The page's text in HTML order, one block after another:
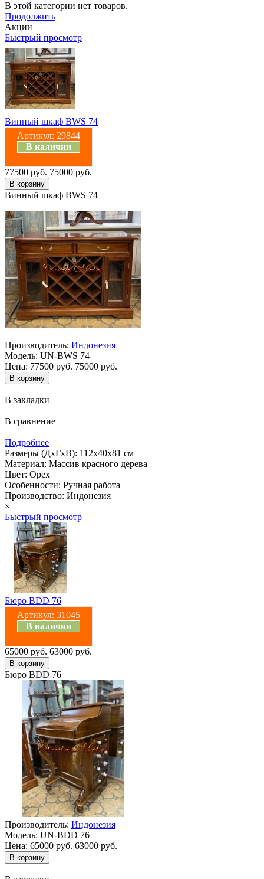
В этой категории нет товаров.
Продолжить
Акции
Быстрый просмотр
Винный шкаф BWS 74
Артикул: 29844
В наличии
77500 руб. 75000 руб.
Винный шкаф BWS 74
Производитель: Индонезия
Модель: UN-BWS 74
Цена: 77500 руб. 75000 руб.
В закладки
В сравнение
Подробнее
Размеры (ДхГхВ): 112х40х81 см
Материал: Массив красного дерева
Цвет: Орех
Особенности: Ручная работа
Производство: Индонезия
×
Быстрый просмотр
Бюро BDD 76
Артикул: 31045
В наличии
65000 руб. 63000 руб.
Бюро BDD 76
Производитель: Индонезия
Модель: UN-BDD 76
Цена: 65000 руб. 63000 руб.